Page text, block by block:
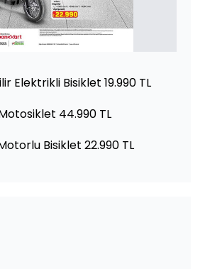
Elektrikli Bisiklet 19.990 TL
44.990 TL
Bisiklet 22.990 TL